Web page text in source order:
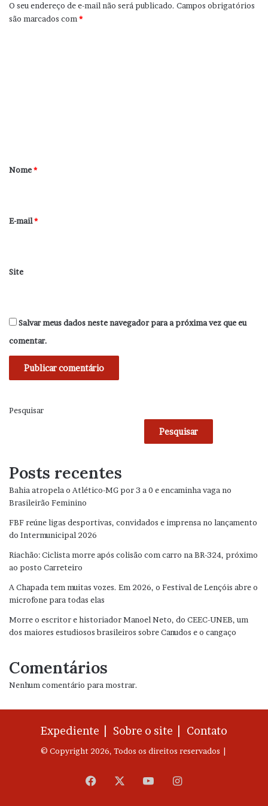
O seu endereço de e-mail não será publicado. Campos obrigatórios
são marcados com *
r
*
Nome*
E-mail*
Site
Salvar meus dados neste navegador para a próxima vez que eu
comentar.
Pesquisar
Pesquisar
Posts recentes
Bahia atropela o Atlético-MG por 3 a 0 e encaminha vaga no
Brasileirão Feminino
FBF reúne ligas desportivas, convidados e imprensa no lançamento
do Intermunicipal 2026
Riachão: Ciclista morre após colisão com carro na BR-324, próximo
ao posto Carreteiro
A Chapada tem muitas vozes. Em 2026, o Festival de Lençóis abre o
microfone para todas elas
Morre o escritor e historiador Manoel Neto, do CEEC-UNEB, um
dos maiores estudiosos brasileiros sobre Canudos e o cangaço
Comentários
Nenhum comentário para mostrar.
Expediente | Sobre o site | Contato
© Copyright 2026, Todos os direitos reservados |
Facebook YouTubeInstagram